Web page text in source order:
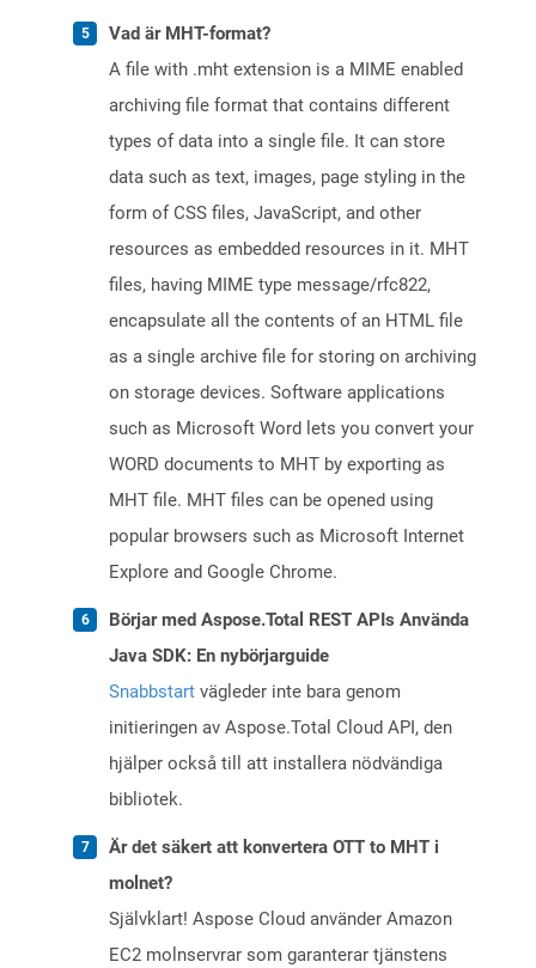
Vad är MHT-format?
A file with .mht extension is a MIME enabled
archiving file format that contains different
types of data into a single file. It can store
data such as text, images, page styling in the
form of CSS files, JavaScript, and other
resources as embedded resources in it. MHT
files, having MIME type message/rfc822,
encapsulate all the contents of an HTML file
as a single archive file for storing on archiving
on storage devices. Software applications
such as Microsoft Word lets you convert your
WORD documents to MHT by exporting as
MHT file. MHT files can be opened using
popular browsers such as Microsoft Internet
Explore and Google Chrome.
Börjar med Aspose.Total REST APIs Använda
Java SDK: En nybörjarguide
Snabbstart vägleder inte bara genom
initieringen av Aspose.Total Cloud API, den
hjälper också till att installera nödvändiga
bibliotek.
Är det säkert att konvertera OTT to MHT i
molnet?
Självklart! Aspose Cloud använder Amazon
EC2 molnservrar som garanterar tjänstens